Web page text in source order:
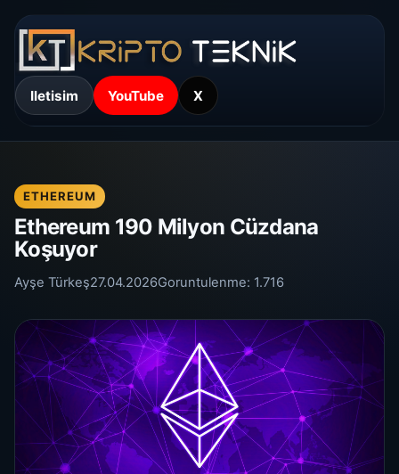
Iletisim YouTube X
ETHEREUM
Ethereum 190 Milyon Cüzdana
Koşuyor
Ayşe Türkeş27.04.2026Goruntulenme: 1.716